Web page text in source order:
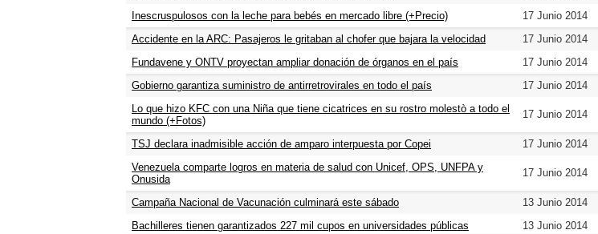
Inescruspulosos con la leche para bebés en mercado libre (+Precio)
17 Junio 2014
Accidente en la ARC: Pasajeros le gritaban al chofer que bajara la velocidad
17 Junio 2014
Fundavene y ONTV proyectan ampliar donación de órganos en el país
17 Junio 2014
Gobierno garantiza suministro de antirretrovirales en todo el país
17 Junio 2014
Lo que hizo KFC con una Niña que tiene cicatrices en su rostro molestò a todo el
mundo (+Fotos)
17 Junio 2014
TSJ declara inadmisible acción de amparo interpuesta por Copei 17 Junio 2014
Venezuela comparte logros en materia de salud con Unicef, OPS, UNFPA y
Onusida
17 Junio 2014
Campaña Nacional de Vacunación culminará este sábado 13 Junio 2014
Bachilleres tienen garantizados 227 mil cupos en universidades públicas
13 Junio 2014